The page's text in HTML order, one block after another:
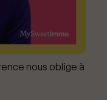
nous oblige à